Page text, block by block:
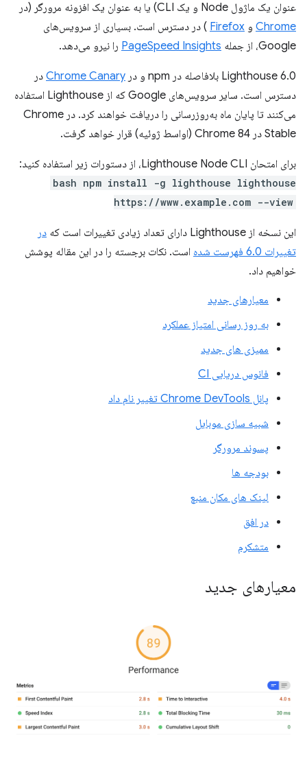
عنوان یک ماژول Node و یک CLI) یا به عنوان یک افزونه مرورگر (در
Chrome و Firefox ) در دسترس است. بسیاری از سرویس‌های
Google، از جمله
PageSpeed ​​Insights را نیرو می‌دهد.
Lighthouse 6.0 بلافاصله در npm و در Chrome Canary در
دسترس است. سایر سرویس‌های Google که از Lighthouse استفاده
می‌کنند تا پایان ماه به‌روزرسانی را دریافت خواهند کرد. در Chrome
Stable در Chrome 84 (اواسط ژوئیه) قرار خواهد گرفت.
برای امتحان Lighthouse Node CLI، از دستورات زیر استفاده کنید:
bash npm install -g lighthouse lighthouse
https://www.example.com --view
این نسخه از Lighthouse دارای تعداد زیادی تغییرات است که
در
تغییرات 6.0 فهرست شده
است. نکات برجسته را در این مقاله پوشش
خواهیم داد.
معیارهای جدید
به روز رسانی امتیاز عملکرد
ممیزی های جدید
فانوس دریایی CI
پانل Chrome DevTools تغییر نام داد
شبیه سازی موبایل
پسوند مرورگر
بودجه ها
لینک های مکان منبع
در افق
متشکرم
معیارهای جدید